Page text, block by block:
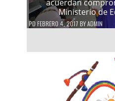
acuerdan
Ministerio de
PD FEBRERO 4, 2017 BYADMIN